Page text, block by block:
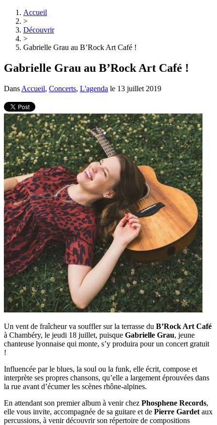
Accueil
>
Découvrir
>
Gabrielle Grau au B’Rock Art Café !
Gabrielle Grau au B’Rock Art Café !
Dans Accueil, Concerts, L'agenda le 13 juillet 2019
Un vent de fraîcheur va souffler sur la terrasse du B’Rock Art Café
à Chambéry, le jeudi 18 juillet, puisque Gabrielle Grau, jeune
chanteuse lyonnaise qui monte, s’y produira pour un concert gratuit
!
Influencée par le blues, la soul ou la funk, elle écrit, compose et
interprète ses propres chansons, qu’elle a largement éprouvées dans
la rue avant d’écumer les scènes rhône-alpines.
En attendant son premier album à venir chez Phosphene Records,
elle vous invite, accompagnée de sa guitare et de Pierre Gardet aux
percussions, à venir découvrir son répertoire de compositions